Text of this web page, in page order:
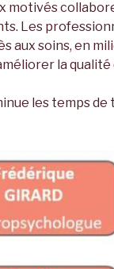
Les
aux soins, en
la qualité
les temps